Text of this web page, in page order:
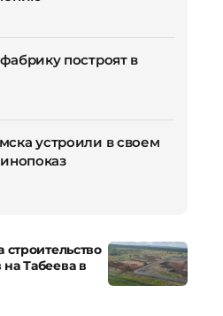
построят в
устроили в своем
строительство
Табеева в